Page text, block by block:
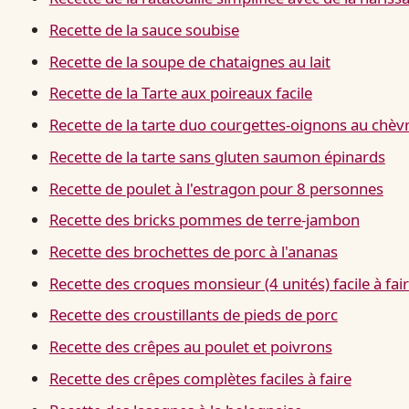
Recette de la sauce soubise
Recette de la soupe de chataignes au lait
Recette de la Tarte aux poireaux facile
Recette de la tarte duo courgettes-oignons au
Recette de la tarte sans gluten saumon épinards
Recette de poulet à l'estragon pour 8 personnes
Recette des bricks pommes de terre-jambon
Recette des brochettes de porc à l'ananas
Recette des croques monsieur (4 unités) facile à
Recette des croustillants de pieds de porc
Recette des crêpes au poulet et poivrons
Recette des crêpes complètes faciles à faire